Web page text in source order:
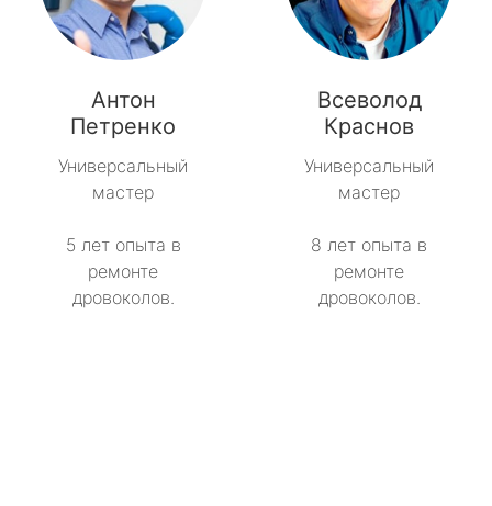
Антон
Петренко
Универсальный
мастер
5 лет опыта в
ремонте
дровоколов.
Всеволод
Краснов
Универсальный
мастер
8 лет опыта в
ремонте
дровоколов.